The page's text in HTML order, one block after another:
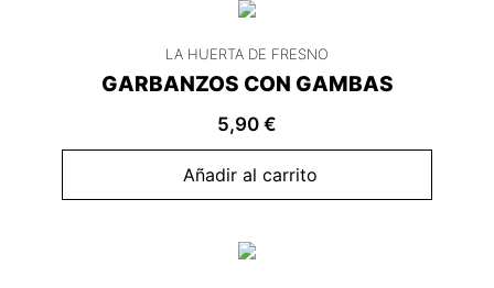
LA HUERTA DE FRESNO
GARBANZOS CON GAMBAS
5,90 €
Añadir al carrito